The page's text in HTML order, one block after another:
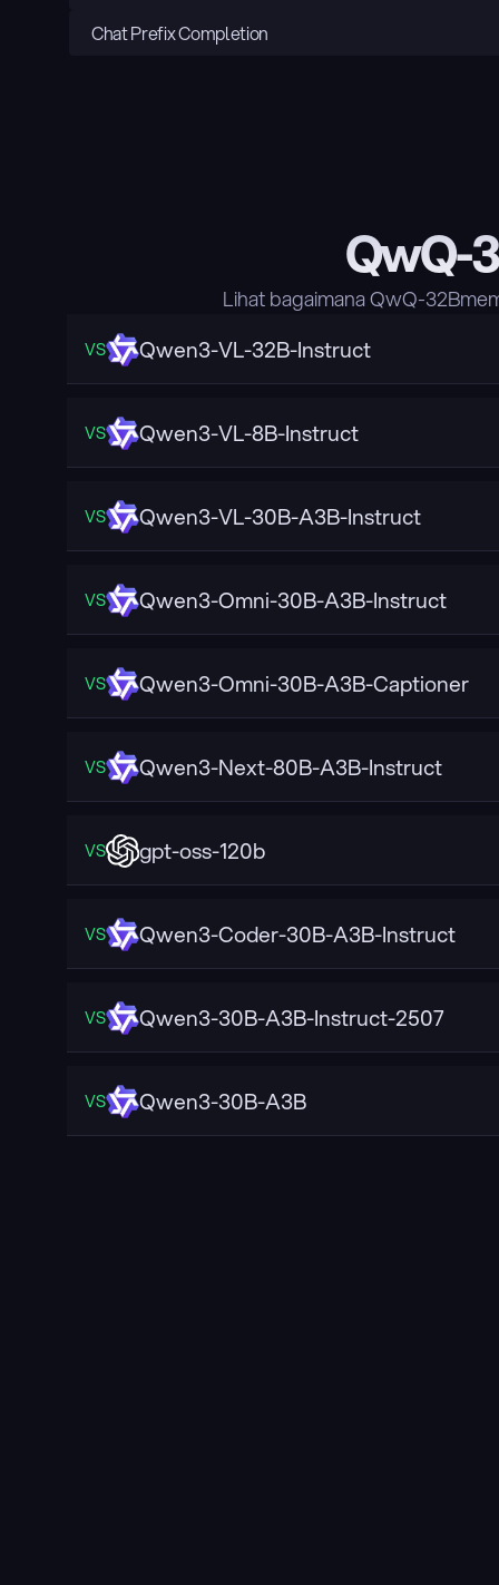
Chat Prefix Completion
QwQ-
Lihat bagaimana QwQ-
VS Qwen3-VL-32B-Instruct
VS Qwen3-VL-8B-Instruct
VS Qwen3-VL-30B-A3B-Instruct
VS Qwen3-Omni-30B-A3B-Instruct
VS Qwen3-Omni-30B-A3B-Captioner
VS Qwen3-Next-80B-A3B-Instruct
VS gpt-oss-120b
VS Qwen3-Coder-30B-A3B-Instruct
VS Qwen3-30B-A3B-Instruct-2507
VS Qwen3-30B-A3B